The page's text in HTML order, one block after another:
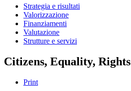
Strategia e risultati
Valorizzazione
Finanziamenti
Valutazione
Strutture e servizi
Citizens, Equality,
Print